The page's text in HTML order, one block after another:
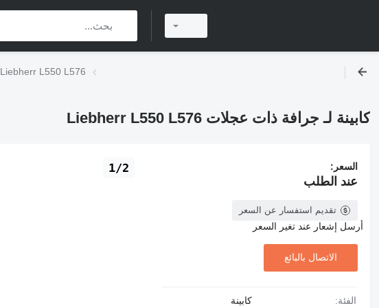
كابينة لـ جرافة ذات عجلات Liebherr L550 L576
كابينة لـ جرافة ذات عجلات Liebherr L550 L576
1/2 السعر:
عند الطلب
تقديم استفسار عن السعر
أرسل إشعار عند تغير السعر
الاتصال بالبائع
الفئة: كابينة